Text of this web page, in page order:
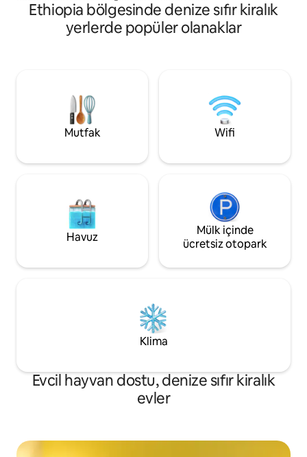
yıldızlı otel, oda servisi ve ATM
sunmaktadır. Konaklama yerlerinde 24
saat resepsiyon, ortak mutfak ve
sunmaktadır. Konaklama yerlerinde 24
saat resepsiyon,
misafirler için
Ethiopia bölgesinde denize sıfır kiralık
yerlerde popüler olanaklar
Mutfak Wifi
Havuz
Mülk içinde
ücretsiz otopark
Klima
Evcil hayvan dostu, denize sıfır kiralık
evler